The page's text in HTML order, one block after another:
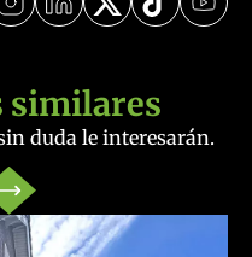
similares
duda le interesarán.